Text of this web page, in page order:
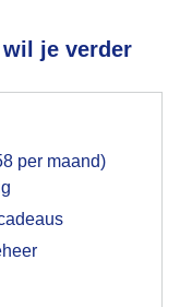
je verder
per maand)
voor het
hebt gegeven,
browser waarin